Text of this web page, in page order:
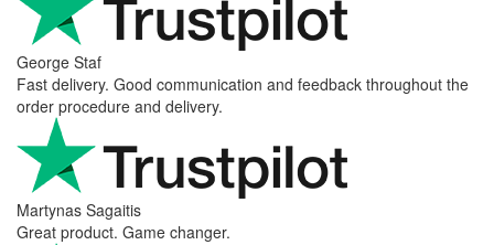
George Staf
Fast delivery. Good communication and feedback throughout the
order procedure and delivery.
Martynas Sagaitis
Great product. Game changer.